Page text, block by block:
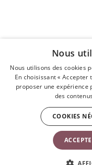
Paramètres des
Plan du site
Politique de
Conditions
Exercer votre droit
Copyright © 2009-2024
Nous
Nous utilisons des cookies
En choisissant « Accepter
proposer une expérience
des
COOKIES